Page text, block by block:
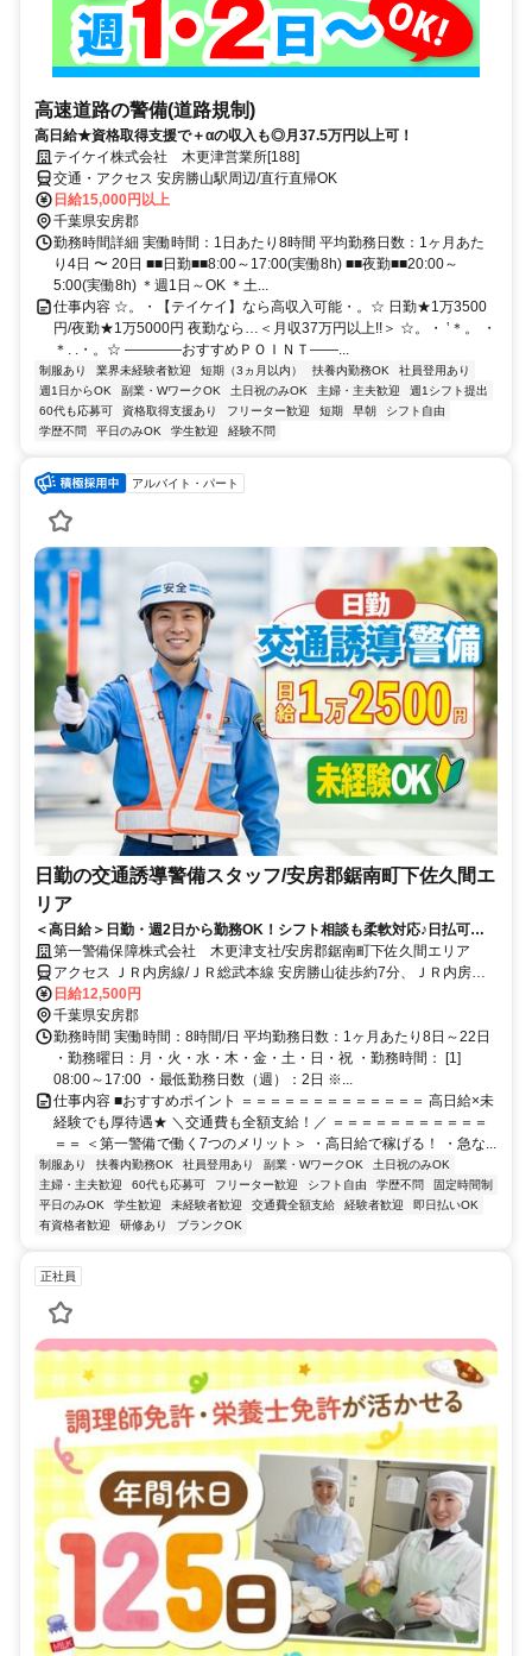
高速道路の警備(道路規制)
高日給★資格取得支援で＋αの収入も◎月37.5万円以上可！
テイケイ株式会社 木更津営業所[188]
交通・アクセス 安房勝山駅周辺/直行直帰OK
日給15,000円以上
千葉県安房郡
勤務時間詳細 実働時間：1日あたり8時間 平均勤務日数：1ヶ月あた
り4日 〜 20日 ■■日勤■■8:00～17:00(実働8h) ■■夜勤■■20:00～
5:00(実働8h) ＊週1日～OK ＊土...
仕事内容 ☆。・【テイケイ】なら高収入可能・。☆ 日勤★1万3500
円/夜勤★1万5000円 夜勤なら…＜月収37万円以上!!＞ ☆。・ ‛＊。 ・
＊. .・。☆ ――――おすすめＰＯＩＮＴ――...
制服あり 業界未経験者歓迎 短期（3ヵ月以内） 扶養内勤務OK
社員登用あり
週1日からOK
副業・WワークOK 土日祝のみOK 主婦・主夫歓迎
週1シフト提出
60代も応募可
資格取得支援あり フリーター歓迎 短期 早朝
シフト自由
学歴不問
平日のみOK 学生歓迎 経験不問
アルバイト・パート
日勤の交通誘導警備スタッフ/安房郡鋸南町下佐久間エ
リア
＜高日給＞日勤・週2日から勤務OK！シフト相談も柔軟対応♪日払可◎
未経験歓迎★
第一警備保障株式会社 木更津支社/安房郡鋸南町下佐久間エリア
アクセス ＪＲ内房線/ＪＲ総武本線 安房勝山徒歩約7分、ＪＲ内房線/
ＪＲ総武本線 岩井徒歩約35分、ＪＲ内房線/ＪＲ総武本線 保田（千葉
県）徒歩約46分 直行直帰OK＊交通費全額支給＊
日給12,500円
千葉県安房郡
勤務時間 実働時間：8時間/日 平均勤務日数：1ヶ月あたり8日～22日
・勤務曜日：月・火・水・木・金・土・日・祝 ・勤務時間： [1]
08:00～17:00 ・最低勤務日数（週）：2日 ※...
仕事内容 ■おすすめポイント ＝＝＝＝＝＝＝＝＝＝＝＝＝ 高日給×未
経験でも厚待遇★ ＼交通費も全額支給！／ ＝＝＝＝＝＝＝＝＝＝＝
＝＝ ＜第一警備で働く7つのメリット＞ ・高日給で稼げる！ ・急な...
制服あり 扶養内勤務OK 社員登用あり 副業・WワークOK
土日祝のみOK
主婦・主夫歓迎
60代も応募可 フリーター歓迎 シフト自由 学歴不問
固定時間制
平日のみOK
学生歓迎 未経験者歓迎 交通費全額支給 経験者歓迎
即日払いOK
有資格者歓迎
研修あり ブランクOK
正社員